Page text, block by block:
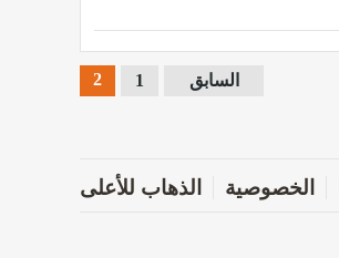
السابق 1
2
الخصوصية الذهاب للأعلى